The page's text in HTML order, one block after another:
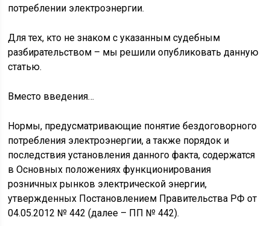
потреблении электроэнергии.
Для тех, кто не знаком с указанным судебным
разбирательством – мы решили опубликовать данную
статью.
Вместо введения…
Нормы, предусматривающие понятие бездоговорного
потребления электроэнергии, а также порядок и
последствия установления данного факта, содержатся
в Основных положениях функционирования
розничных рынков электрической энергии,
утвержденных Постановлением Правительства РФ от
04.05.2012 № 442 (далее – ПП № 442).